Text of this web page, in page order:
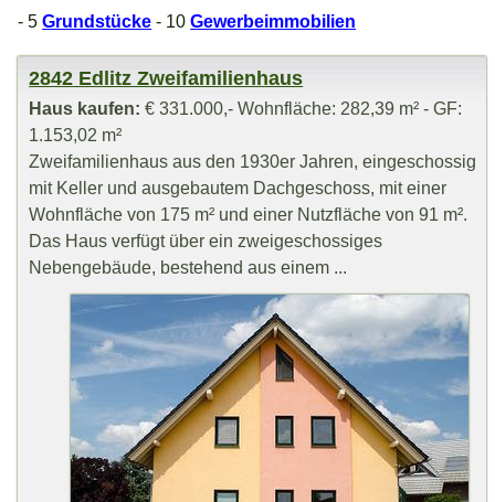
- 5Grundstücke - 10Gewerbeimmobilien
2842 Edlitz Zweifamilienhaus
Haus kaufen: € 331.000,- Wohnfläche: 282,39 m² - GF:
1.153,02 m²
Zweifamilienhaus aus den 1930er Jahren, eingeschossig
mit Keller und ausgebautem Dachgeschoss, mit einer
Wohnfläche von 175 m² und einer Nutzfläche von 91 m².
Das Haus verfügt über ein zweigeschossiges
Nebengebäude, bestehend aus einem ...